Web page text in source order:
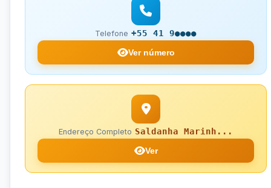
Telefone +55 41 9●●●●
Ver número
Endereço Completo Saldanha Marinh...
Ver